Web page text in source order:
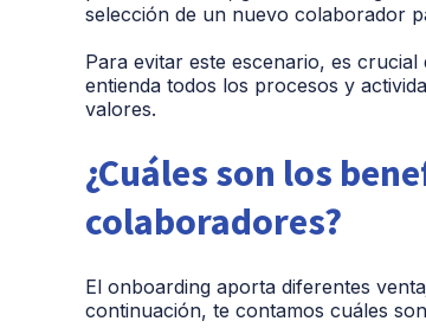
selección de un nuevo colaborador
Para evitar este escenario, es
entienda todos los procesos y
valores.
¿Cuáles son los
colaboradores?
El onboarding aporta diferentes
continuación, te contamos cuáles